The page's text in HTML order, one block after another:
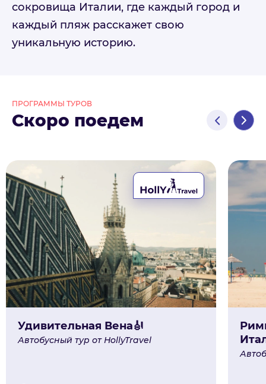
сокровища Италии, где каждый город и
каждый пляж расскажет свою
уникальную историю.
ПРОГРАММЫ ТУРОВ
Скоро поедем
Удивительная Вена🎻
Автобусный тур от HollyTravel